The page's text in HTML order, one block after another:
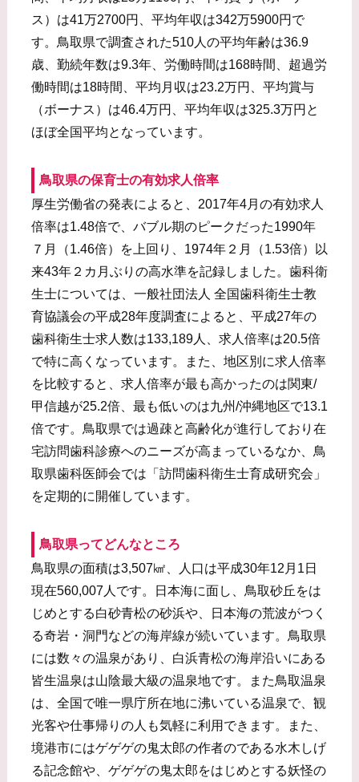
ス）は41万2700円、平均年収は342万5900円で
す。鳥取県で調査された510人の平均年齢は36.9
歳、勤続年数は9.3年、労働時間は168時間、超過労
働時間は18時間、平均月収は23.2万円、平均賞与
（ボーナス）は46.4万円、平均年収は325.3万円と
ほぼ全国平均となっています。
鳥取県の保育士の有効求人倍率
厚生労働省の発表によると、2017年4月の有効求人
倍率は1.48倍で、バブル期のピークだった1990年
７月（1.46倍）を上回り、1974年２月（1.53倍）以
来43年２カ月ぶりの高水準を記録しました。歯科衛
生士については、一般社団法人 全国歯科衛生士教
育協議会の平成28年度調査によると、平成27年の
歯科衛生士求人数は133,189人、求人倍率は20.5倍
で特に高くなっています。また、地区別に求人倍率
を比較すると、求人倍率が最も高かったのは関東/
甲信越が25.2倍、最も低いのは九州/沖縄地区で13.1
倍です。鳥取県では過疎と高齢化が進行しており在
宅訪問歯科診療へのニーズが高まっているなか、鳥
取県歯科医師会では「訪問歯科衛生士育成研究会」
を定期的に開催しています。
鳥取県ってどんなところ
鳥取県の面積は3,507㎢、人口は平成30年12月1日
現在560,007人です。日本海に面し、鳥取砂丘をは
じめとする白砂青松の砂浜や、日本海の荒波がつく
る奇岩・洞門などの海岸線が続いています。鳥取県
には数々の温泉があり、白浜青松の海岸沿いにある
皆生温泉は山陰最大級の温泉地です。また鳥取温泉
は、全国で唯一県庁所在地に沸いている温泉で、観
光客や仕事帰りの人も気軽に利用できます。また、
境港市にはゲゲゲの鬼太郎の作者のである水木しげ
る記念館や、ゲゲゲの鬼太郎をはじめとする妖怪の